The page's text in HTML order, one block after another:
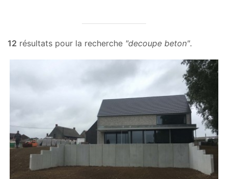
12 résultats pour la recherche "decoupe beton".